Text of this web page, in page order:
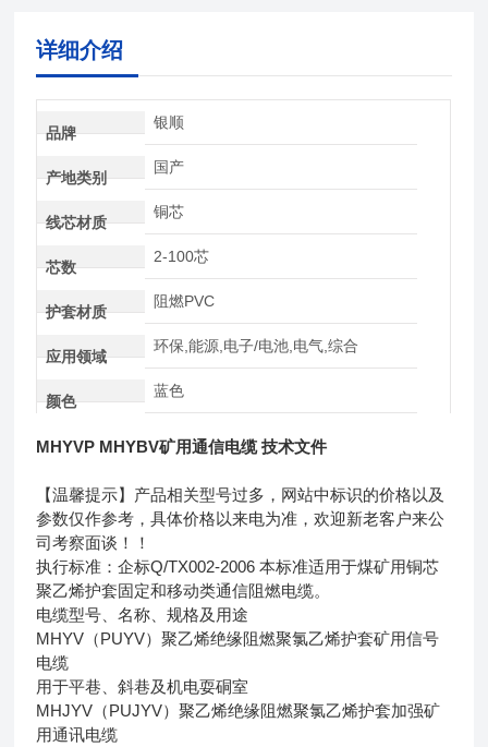
详细介绍
品牌
银顺
产地类别
国产
线芯材质
铜芯
芯数
2-100芯
护套材质
阻燃PVC
应用领域
环保,能源,电子/电池,电气,综合
颜色
蓝色
MHYVP MHYBV矿用通信电缆 技术文件
【温馨提示】产品相关型号过多，网站中标识的价格以及
参数仅作参考，具体价格以来电为准，欢迎新老客户来公
司考察面谈！！
执行标准：企标Q/TX002-2006 本标准适用于煤矿用铜芯
聚乙烯护套固定和移动类通信阻燃电缆。
电缆型号、名称、规格及用途
MHYV（PUYV）聚乙烯绝缘阻燃聚氯乙烯护套矿用信号
电缆
用于平巷、斜巷及机电耍硐室
MHJYV（PUJYV）聚乙烯绝缘阻燃聚氯乙烯护套加强矿
用通讯电缆